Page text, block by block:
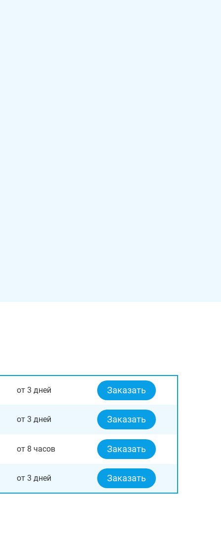
от 3 дней Заказать
от 3 дней Заказать
от 8 часов Заказать
от 3 дней Заказать